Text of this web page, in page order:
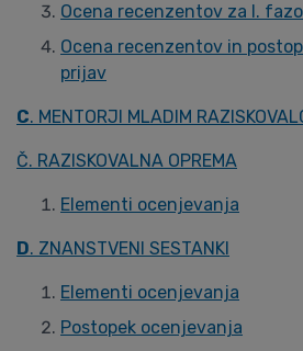
Ocena recenzentov za I. fazo
Ocena recenzentov in
prijav
C. MENTORJI MLADIM
Č. RAZISKOVALNA OPREMA
Elementi ocenjevanja
D. ZNANSTVENI SESTANKI
Elementi ocenjevanja
Postopek ocenjevanja